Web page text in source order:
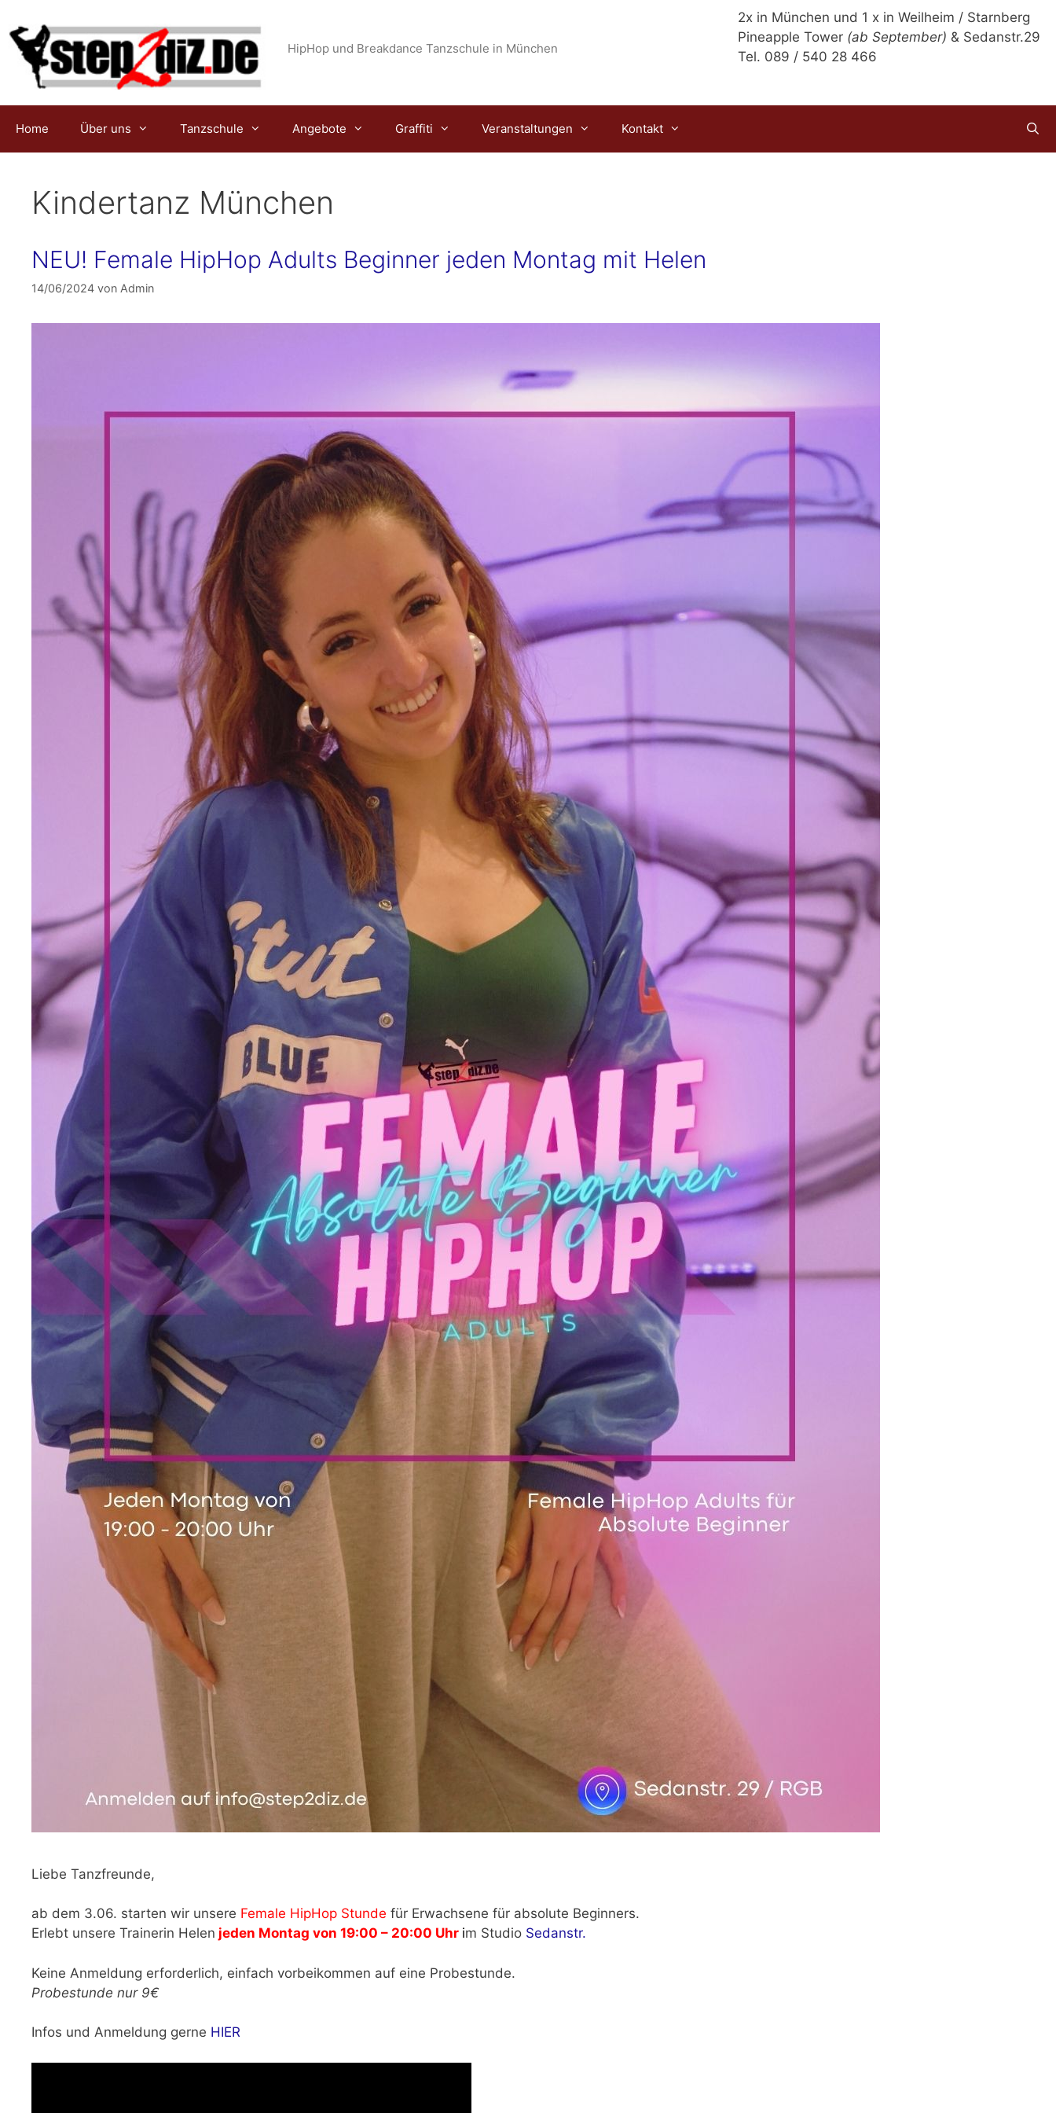
Inhalt
springen
2x in München und 1 x in Weilheim / Starnberg
Pineapple Tower (ab September) & Sedanstr.29
Tel. 089 / 540 28 466
HipHop und Breakdance Tanzschule in München
Home Über uns Tanzschule Angebote Graffiti Veranstaltungen Kontakt
Kindertanz München
NEU! Female HipHop Adults Beginner jeden Montag mit Helen
14/06/2024 von Admin
Liebe Tanzfreunde,
ab dem 3.06. starten wir unsere Female HipHop Stunde für Erwachsene für absolute Beginners.
Erlebt unsere Trainerin Helen jeden Montag von 19:00 – 20:00 Uhr im Studio Sedanstr.
Keine Anmeldung erforderlich, einfach vorbeikommen auf eine Probestunde.
Probestunde nur 9€
Infos und Anmeldung gerne HIER